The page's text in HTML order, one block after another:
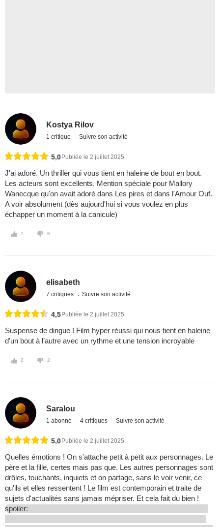
Kostya Rilov
1 critique Suivre son activité
5,0 Publiée le 2 juillet 2025
J'ai adoré. Un thriller qui vous tient en haleine de bout en bout.
Les acteurs sont excellents. Mention spéciale pour Mallory
Wanecque qu'on avait adoré dans Les pires et dans l'Amour Ouf.
A voir absolument (dès aujourd'hui si vous voulez en plus
échapper un moment à la canicule)
1 6
elisabeth
7 critiques Suivre son activité
4,5 Publiée le 2 juillet 2025
Suspense de dingue ! Film hyper réussi qui nous tient en haleine
d’un bout à l’autre avec un rythme et une tension incroyable
2 2
Saralou
1 abonné 4 critiques Suivre son activité
5,0 Publiée le 2 juillet 2025
Quelles émotions ! On s'attache petit à petit aux personnages. Le
père et la fille, certes mais pas que. Les autres personnages sont
drôles, touchants, inquiets et on partage, sans le voir venir, ce
qu'ils et elles ressentent ! Le film est contemporain et traite de
sujets d'actualités sans jamais mépriser. Et cela fait du bien !
spoiler: